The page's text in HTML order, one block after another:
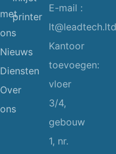
met
ons
Nieuws
Diensten
Over
ons
printer
E-mail :
lt@leadtech.ltd
Kantoor
toevoegen:
vloer
3/4,
gebouw
1, nr.